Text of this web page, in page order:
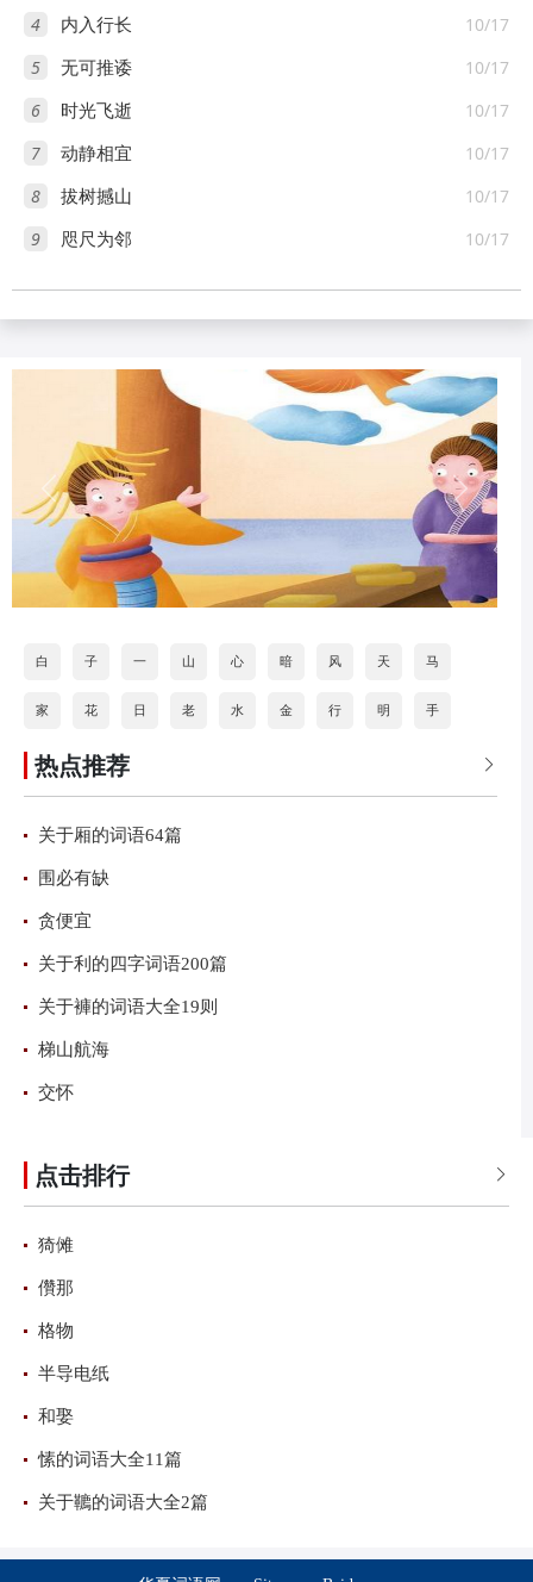
4 10/17
内入行长
5 10/17
无可推诿
6 10/17
时光飞逝
7 10/17
动静相宜
8 10/17
拔树撼山
9 10/17
咫尺为邻
白 子 一 山 心 暗 风 天 马
家 花 日 老 水 金 行 明 手
道 打 
热点推荐
关于厢的词语64篇
围必有缺
贪便宜
关于利的四字词语200篇
关于褲的词语大全19则
梯山航海
交怀

点击排行
猗傩
儹那
格物
半导电纸
和娶
愫的词语大全11篇
关于韀的词语大全2篇